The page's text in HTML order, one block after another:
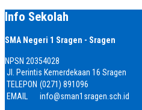
Info Sekolah
SMA Negeri 1 Sragen - Sragen
NPSN 20354028
Jl. Perintis Kemerdekaan 16 Sragen
TELEPON (0271) 891096
EMAIL
info@sman1sragen.sch.id